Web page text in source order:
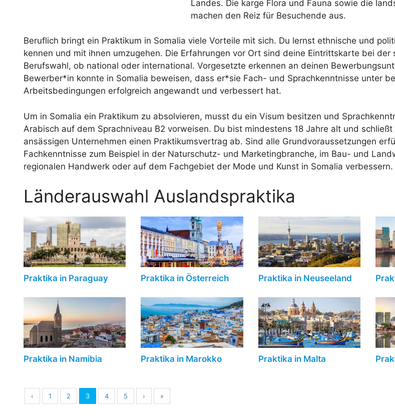
Landes. Die karge Flora und Fauna sowie die
machen den Reiz für Besuchende aus.
Beruflich bringt ein Praktikum in Somalia viele Vorteile mit sich. Du lernst ethnische und
kennen und mit ihnen umzugehen. Die Erfahrungen vor Ort sind deine Eintrittskarte bei der
Berufswahl, ob national oder international. Vorgesetzte erkennen an deinen
Bewerber*in konnte in Somalia beweisen, dass er*sie Fach- und Sprachkenntnisse unter
Arbeitsbedingungen erfolgreich angewandt und verbessert hat.
Um in Somalia ein Praktikum zu absolvieren, musst du ein Visum besitzen und
Arabisch auf dem Sprachniveau B2 vorweisen. Du bist mindestens 18 Jahre alt und schließt
ansässigen Unternehmen einen Praktikumsvertrag ab. Sind alle Grundvoraussetzungen
Fachkenntnisse zum Beispiel in der Naturschutz- und Marketingbranche, im Bau- und
regionalen Handwerk oder auf dem Fachgebiet der Mode und Kunst in Somalia verbessern.
Länderauswahl Auslandspraktika
Praktika in Paraguay Praktika in Österreich Praktika in Neuseeland
Praktika in Namibia Praktika in Marokko Praktika in Malta
‹ 1 2 3 4 5 › »